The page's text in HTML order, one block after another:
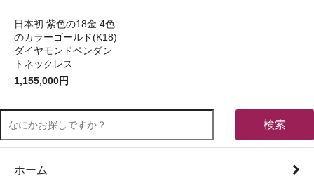
日本初 紫色の18金 4色
のカラーゴールド(K18)
ダイヤモンドペンダン
トネックレス
1,155,000円
検索
ホーム